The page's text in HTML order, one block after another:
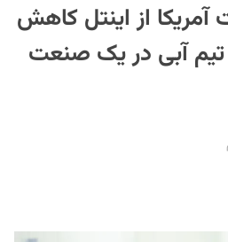
از اینتل کاهش
آبی در یک صنعت